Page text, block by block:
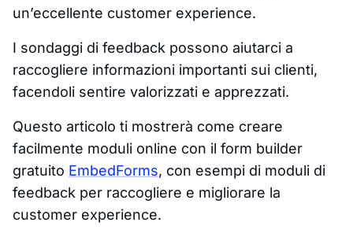
un’eccellente customer experience.
I sondaggi di feedback possono aiutarci a
raccogliere informazioni importanti sui clienti,
facendoli sentire valorizzati e apprezzati.
Questo articolo ti mostrerà come creare
facilmente moduli online con il form builder
gratuito EmbedForms, con esempi di moduli di
feedback per raccogliere e migliorare la
customer experience.